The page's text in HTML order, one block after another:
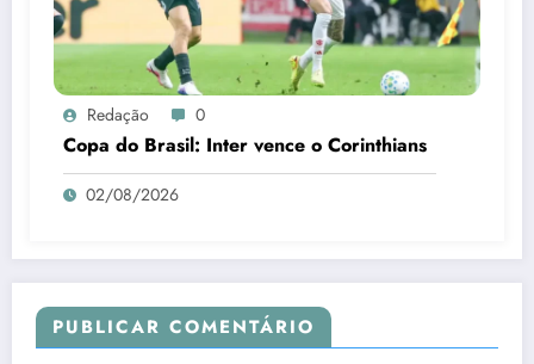
Redação 0
Copa do Brasil: Inter vence o Corinthians
02/08/2026
PUBLICAR COMENTÁRIO